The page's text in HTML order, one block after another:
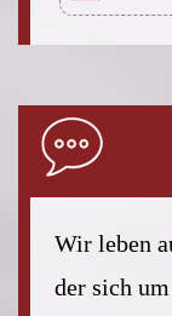
Wir leben
der sich